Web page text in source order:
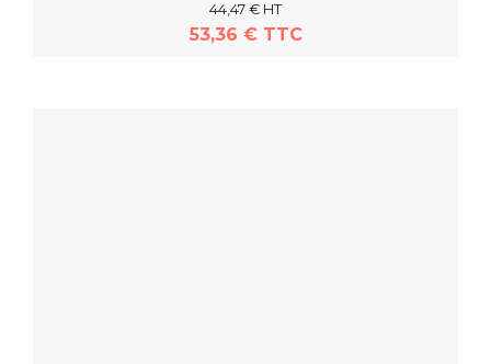
44,47 € HT
53,36 € TTC